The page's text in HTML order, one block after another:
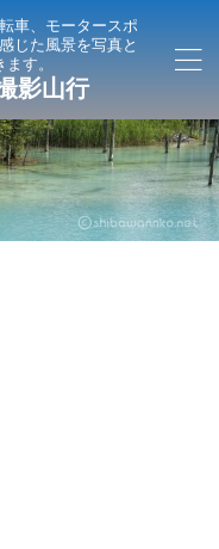
車、モータースポ
じた風景を写真と
す。
影山行